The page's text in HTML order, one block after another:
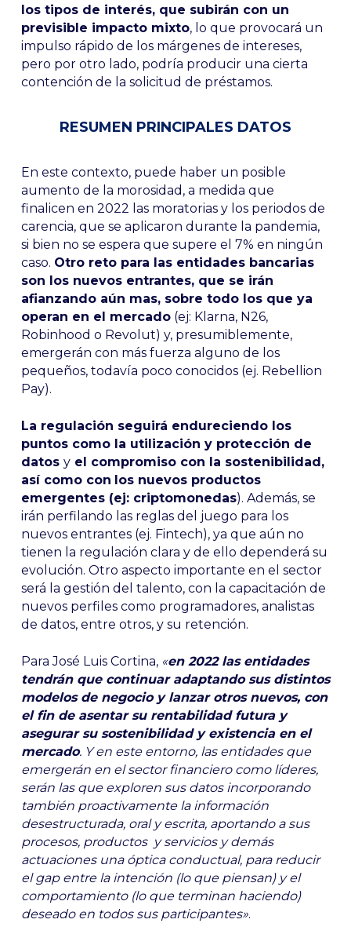
los tipos de interés, que subirán con un
previsible impacto mixto, lo que provocará un
impulso rápido de los márgenes de intereses,
pero por otro lado, podría producir una cierta
contención de la solicitud de préstamos.
RESUMEN PRINCIPALES DATOS
En este contexto, puede haber un posible
aumento de la morosidad, a medida que
finalicen en 2022 las moratorias y los periodos de
carencia, que se aplicaron durante la pandemia,
si bien no se espera que supere el 7% en ningún
caso. Otro reto para las entidades bancarias
son los nuevos entrantes, que se irán
afianzando aún mas, sobre todo los que ya
operan en el mercado(ej: Klarna, N26,
Robinhood o Revolut) y, presumiblemente,
emergerán con más fuerza alguno de los
pequeños, todavía poco conocidos (ej. Rebellion
Pay).
La regulación seguirá endureciendo los
puntos como la utilización y protección de
datos yel compromiso con la sostenibilidad,
así como con los nuevos productos
emergentes (ej: criptomonedas). Además, se
irán perfilando las reglas del juego para los
nuevos entrantes (ej. Fintech), ya que aún no
tienen la regulación clara y de ello dependerá su
evolución. Otro aspecto importante en el sector
será la gestión del talento, con la capacitación de
nuevos perfiles como programadores, analistas
de datos, entre otros, y su retención.
Para José Luis Cortina, «en 2022 las entidades
tendrán que continuar adaptando sus distintos
modelos de negocio y lanzar otros nuevos, con
el fin de asentar su rentabilidad futura y
asegurar su sostenibilidad y existencia en el
mercado. Y en este entorno, las entidades que
emergerán en el sector financiero como líderes,
serán las que exploren sus datos incorporando
también proactivamente la información
desestructurada, oral y escrita, aportando a sus
procesos, productos y servicios y demás
actuaciones una óptica conductual, para reducir
el gap entre la intención (lo que piensan) y el
comportamiento (lo que terminan haciendo)
deseado en todos sus participantes».